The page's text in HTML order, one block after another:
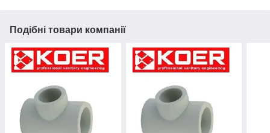
Подібні товари компанії